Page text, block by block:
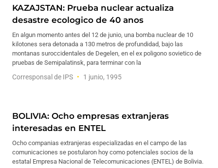
KAZAJSTAN: Prueba nuclear actualiza
desastre ecologico de 40 anos
En algun momento antes del 12 de junio, una bomba nuclear de 10
kilotones sera detonada a 130 metros de profundidad, bajo las
montanas suroccidentales de Degelen, en el ex poligono sovietico de
pruebas de Semipalatinsk, para terminar con la
Corresponsal de IPS 1 junio, 1995
BOLIVIA: Ocho empresas extranjeras
interesadas en ENTEL
Ocho companias extranjeras especializadas en el campo de las
comunicaciones se postularon hoy como potenciales socios de la
estatal Empresa Nacional de Telecomunicaciones (ENTEL) de Bolivia.